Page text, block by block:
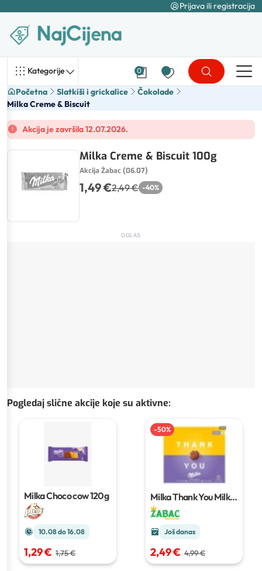
Prijava ili registracija
Kategorije 0
Početna Slatkiši i grickalice
Čokolade
Milka Creme & Biscuit
Akcija je završila 12.07.2026.
Milka Creme & Biscuit 100g
Akcija Žabac (06.07)
1,49 €2,49 € -40%
OGLAS
Pogledaj slične akcije koje su aktivne:
Milka Choco cow120g
10.08 do 16.08
1,29 € 1,75 €
-50%
Milka Thank You Milk
Crème
Još danas
2,49 € 4,99 €